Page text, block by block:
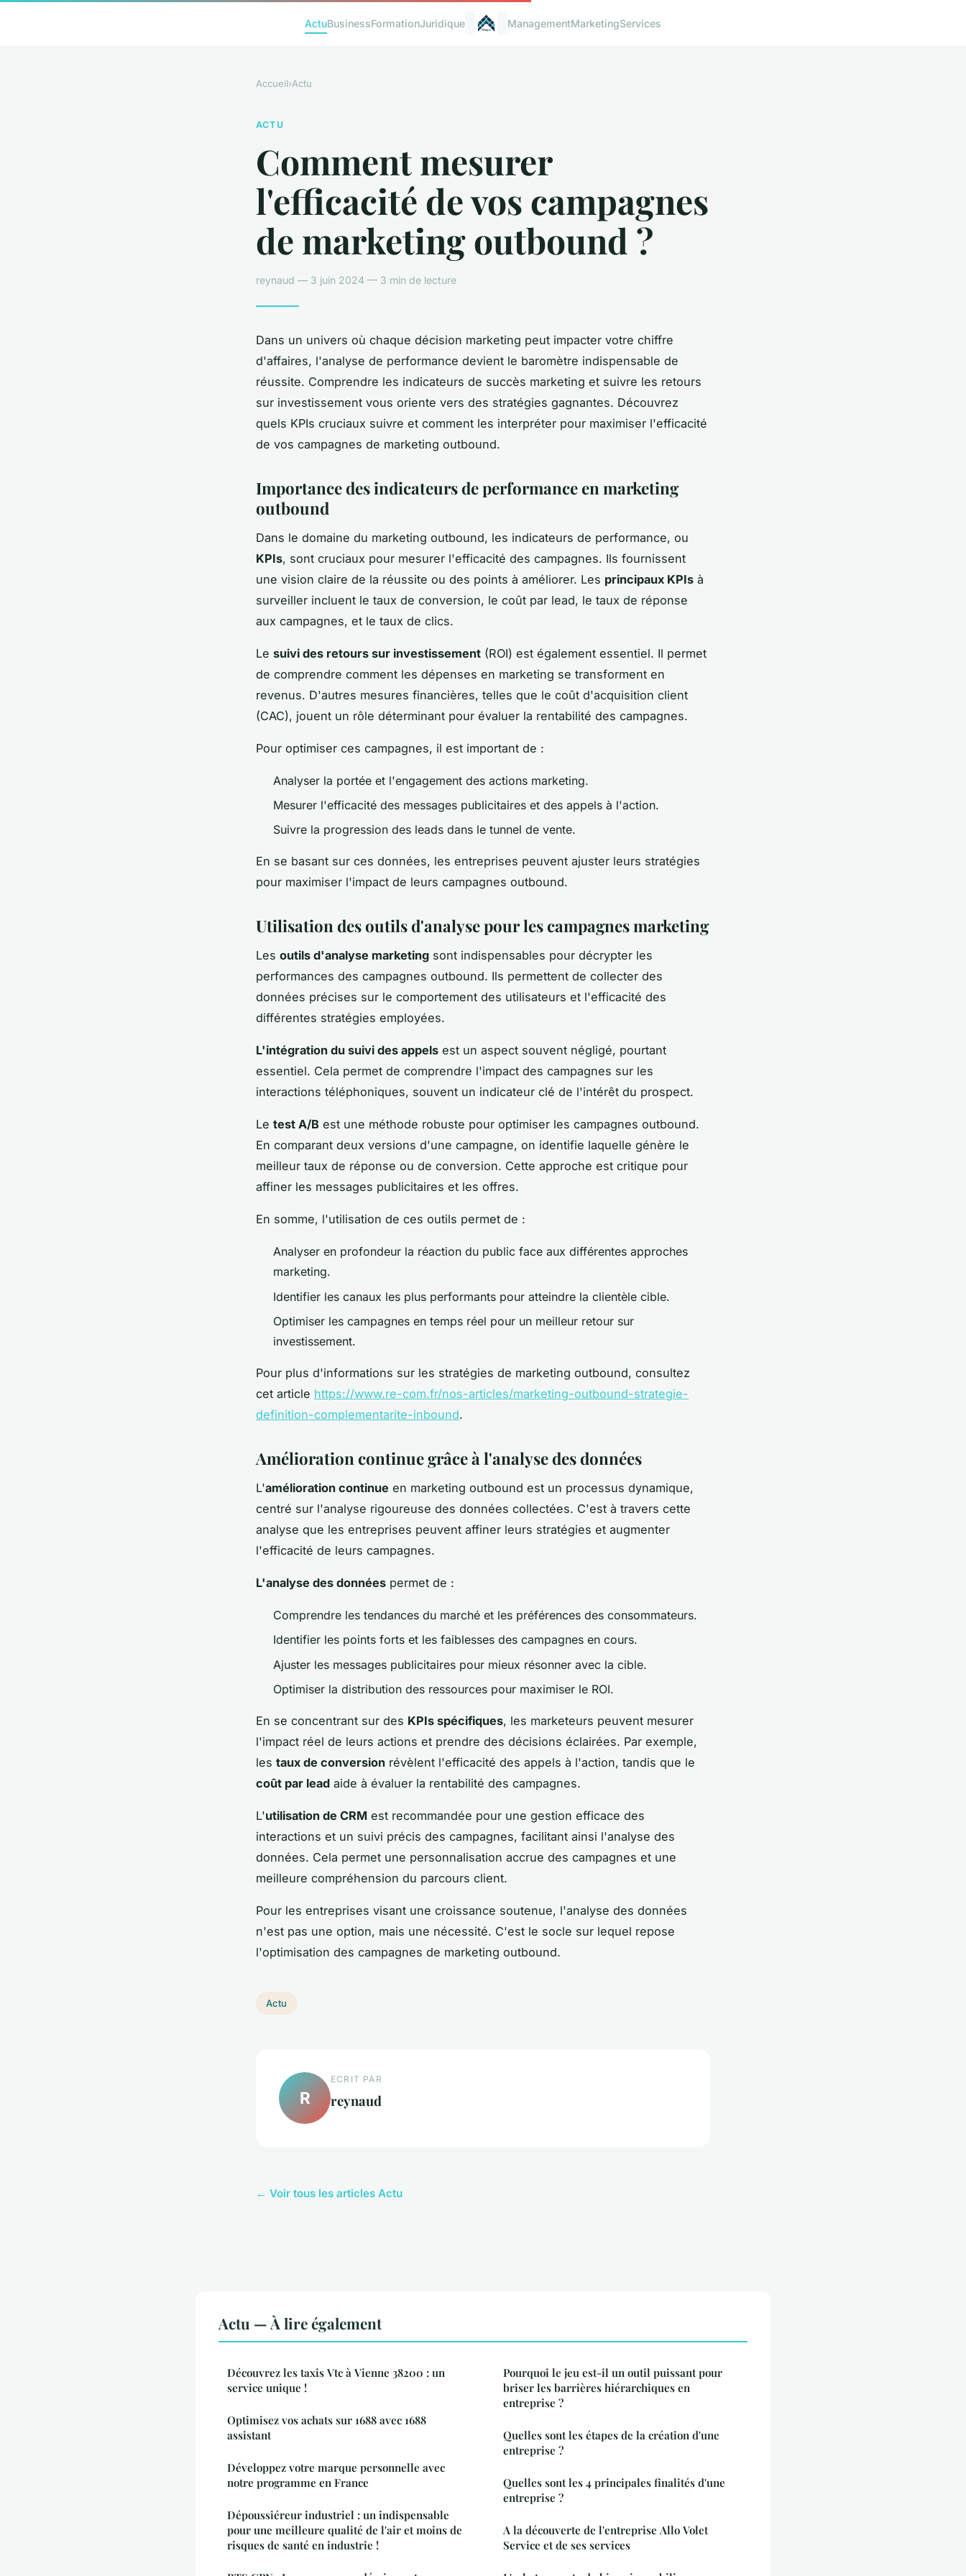
ActuBusinessFormationJuridique ManagementMarketingServices
Accueil›Actu
ACTU
Comment mesurer
l'efficacité de vos campagnes
de marketing outbound ?
reynaud — 3 juin 2024 — 3 min de lecture
Dans un univers où chaque décision marketing peut impacter votre chiffre
d'affaires, l'analyse de performance devient le baromètre indispensable de
réussite. Comprendre les indicateurs de succès marketing et suivre les retours
sur investissement vous oriente vers des stratégies gagnantes. Découvrez
quels KPIs cruciaux suivre et comment les interpréter pour maximiser l'efficacité
de vos campagnes de marketing outbound.
Importance des indicateurs de performance en marketing
outbound
Dans le domaine du marketing outbound, les indicateurs de performance, ou
KPIs, sont cruciaux pour mesurer l'efficacité des campagnes. Ils fournissent
une vision claire de la réussite ou des points à améliorer. Les principaux KPIs à
surveiller incluent le taux de conversion, le coût par lead, le taux de réponse
aux campagnes, et le taux de clics.
Le suivi des retours sur investissement (ROI) est également essentiel. Il permet
de comprendre comment les dépenses en marketing se transforment en
revenus. D'autres mesures financières, telles que le coût d'acquisition client
(CAC), jouent un rôle déterminant pour évaluer la rentabilité des campagnes.
Pour optimiser ces campagnes, il est important de :
Analyser la portée et l'engagement des actions marketing.
Mesurer l'efficacité des messages publicitaires et des appels à l'action.
Suivre la progression des leads dans le tunnel de vente.
En se basant sur ces données, les entreprises peuvent ajuster leurs stratégies
pour maximiser l'impact de leurs campagnes outbound.
Utilisation des outils d'analyse pour les campagnes marketing
Les outils d'analyse marketing sont indispensables pour décrypter les
performances des campagnes outbound. Ils permettent de collecter des
données précises sur le comportement des utilisateurs et l'efficacité des
différentes stratégies employées.
L'intégration du suivi des appels est un aspect souvent négligé, pourtant
essentiel. Cela permet de comprendre l'impact des campagnes sur les
interactions téléphoniques, souvent un indicateur clé de l'intérêt du prospect.
Le test A/B est une méthode robuste pour optimiser les campagnes outbound.
En comparant deux versions d'une campagne, on identifie laquelle génère le
meilleur taux de réponse ou de conversion. Cette approche est critique pour
affiner les messages publicitaires et les offres.
En somme, l'utilisation de ces outils permet de :
Analyser en profondeur la réaction du public face aux différentes approches
marketing.
Identifier les canaux les plus performants pour atteindre la clientèle cible.
Optimiser les campagnes en temps réel pour un meilleur retour sur
investissement.
Pour plus d'informations sur les stratégies de marketing outbound, consultez
cet article https://www.re-com.fr/nos-articles/marketing-outbound-strategie-
definition-complementarite-inbound.
Amélioration continue grâce à l'analyse des données
L'amélioration continue en marketing outbound est un processus dynamique,
centré sur l'analyse rigoureuse des données collectées. C'est à travers cette
analyse que les entreprises peuvent affiner leurs stratégies et augmenter
l'efficacité de leurs campagnes.
L'analyse des données permet de :
Comprendre les tendances du marché et les préférences des consommateurs.
Identifier les points forts et les faiblesses des campagnes en cours.
Ajuster les messages publicitaires pour mieux résonner avec la cible.
Optimiser la distribution des ressources pour maximiser le ROI.
En se concentrant sur des KPIs spécifiques, les marketeurs peuvent mesurer
l'impact réel de leurs actions et prendre des décisions éclairées. Par exemple,
les taux de conversion révèlent l'efficacité des appels à l'action, tandis que le
coût par lead aide à évaluer la rentabilité des campagnes.
L'utilisation de CRM est recommandée pour une gestion efficace des
interactions et un suivi précis des campagnes, facilitant ainsi l'analyse des
données. Cela permet une personnalisation accrue des campagnes et une
meilleure compréhension du parcours client.
Pour les entreprises visant une croissance soutenue, l'analyse des données
n'est pas une option, mais une nécessité. C'est le socle sur lequel repose
l'optimisation des campagnes de marketing outbound.
Actu
R
ECRIT PAR
reynaud
← Voir tous les articles Actu
Actu — À lire également
Découvrez les taxis Vtc à Vienne 38200 : un
service unique !
Optimisez vos achats sur 1688 avec 1688
assistant
Développez votre marque personnelle avec
notre programme en France
Dépoussiéreur industriel : un indispensable
pour une meilleure qualité de l'air et moins de
risques de santé en industrie !
Pourquoi le jeu est-il un outil puissant pour
briser les barrières hiérarchiques en
entreprise ?
Quelles sont les étapes de la création d'une
entreprise ?
Quelles sont les 4 principales finalités d'une
entreprise ?
A la découverte de l'entreprise Allo Volet
Service et de ses services